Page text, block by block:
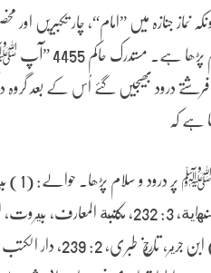
نماز جنازہ میں ”امام“، چار
صحابہ
درود بھیجیں گئے اُس کے بعد گروہ در
ہے کہ